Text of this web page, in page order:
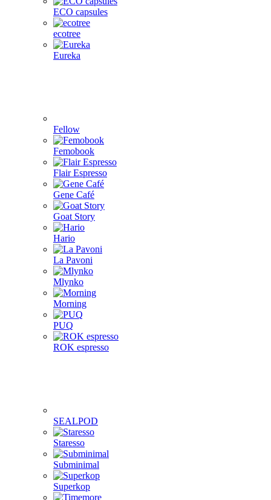
ECO capsules
ecotree
Eureka
Fellow
Femobook
Flair Espresso
Gene Café
Goat Story
Hario
La Pavoni
Mlynko
Morning
PUQ
ROK espresso
SEALPOD
Staresso
Subminimal
Superkop